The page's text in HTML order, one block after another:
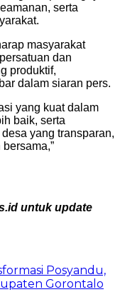
serta
masyarakat
dan
produktif,
dalam siaran pers.
yang kuat dalam
baik, serta
yang transparan,
untuk update
Posyandu,
Gorontalo